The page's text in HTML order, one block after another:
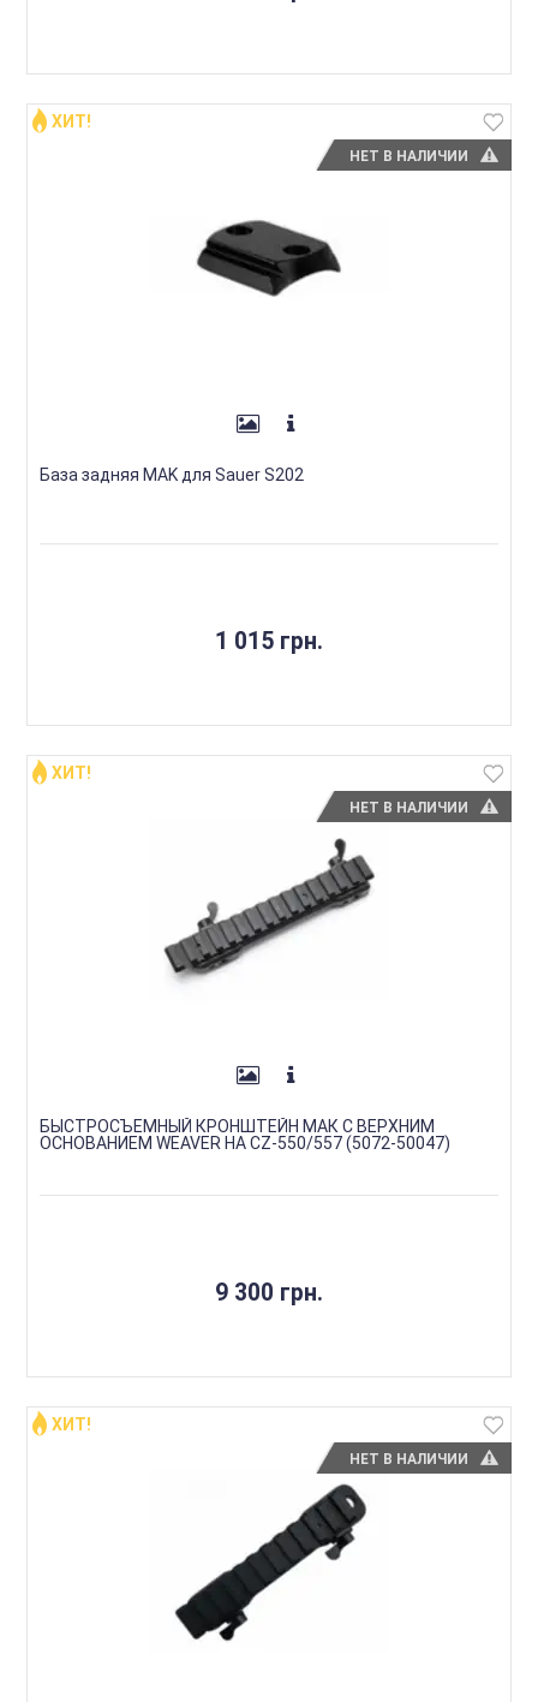
НЕТ В НАЛИЧИИ
ХИТ!
База задняя MAK для Sauer S202
1 015 грн.
НЕТ В НАЛИЧИИ
ХИТ!
БЫСТРОСЪЕМНЫЙ КРОНШТЕЙН МАК С ВЕРХНИМ
ОСНОВАНИЕМ WEAVER НА CZ-550/557 (5072-50047)
9 300 грн.
НЕТ В НАЛИЧИИ
ХИТ!